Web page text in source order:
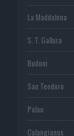
La Maddalena
S. T. Gallura
Budoni
San Teodoro
Palau
Calangianus